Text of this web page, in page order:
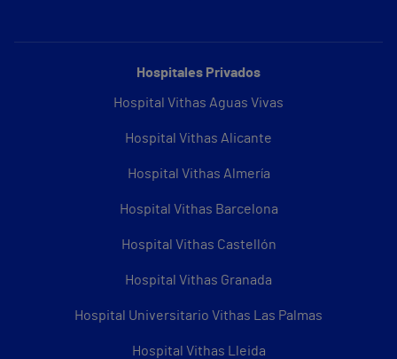
Hospitales Privados
Hospital Vithas Aguas Vivas
Hospital Vithas Alicante
Hospital Vithas Almería
Hospital Vithas Barcelona
Hospital Vithas Castellón
Hospital Vithas Granada
Hospital Universitario Vithas Las Palmas
Hospital Vithas Lleida